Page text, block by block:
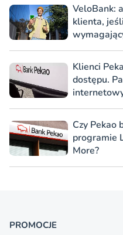
VeloBank:
klienta,
Klienci
dostępu.
Czy Pekao
programie
More?
PROMOCJE